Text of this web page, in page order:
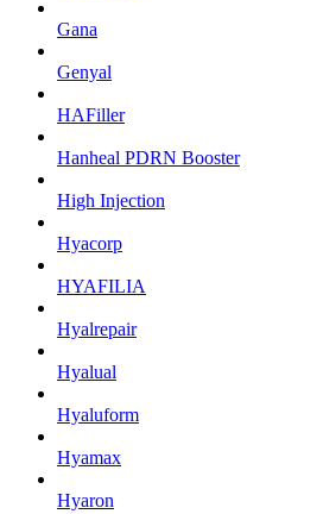
Gana
Genyal
HAFiller
Hanheal PDRN Booster
High Injection
Hyacorp
HYAFILIA
Hyalrepair
Hyalual
Hyaluform
Hyamax
Hyaron